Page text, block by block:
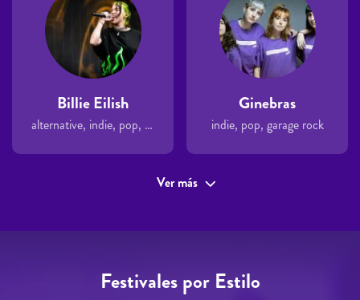
Billie Eilish
alternative, indie, pop, singer-songwriter
Ginebras
indie, pop, garage rock
Ver más
Festivales por Estilo